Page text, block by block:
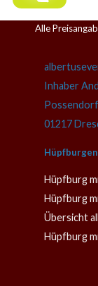
Alle
Inhaber
01217
Hüpfburgen
Hüpfburg
Hüpfburg
Übersicht
Hüpfburg